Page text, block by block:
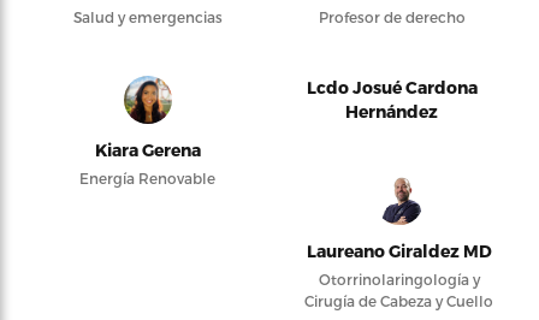
Salud y emergencias Profesor de derecho
Kiara Gerena
Energía Renovable
Lcdo Josué Cardona
Hernández
Laureano Giraldez MD
Otorrinolaringología y
Cirugía de Cabeza y Cuello